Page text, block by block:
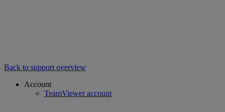
Back to support overview
Account
TeamViewer account